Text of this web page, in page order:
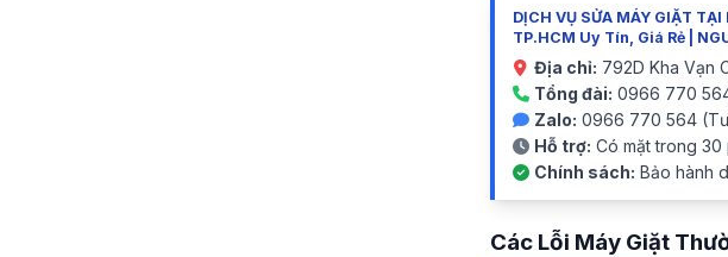
DỊCH VỤ SỬA MÁY GIẶT
TP.HCM Uy Tín, Giá Rẻ |
Địa chỉ: 792D Kha Vạn
Tổng đài: 0966 770
Zalo: 0966 770 564
Hỗ trợ: Có mặt trong 30
Chính sách: Bảo hành
Các Lỗi Máy Giặt